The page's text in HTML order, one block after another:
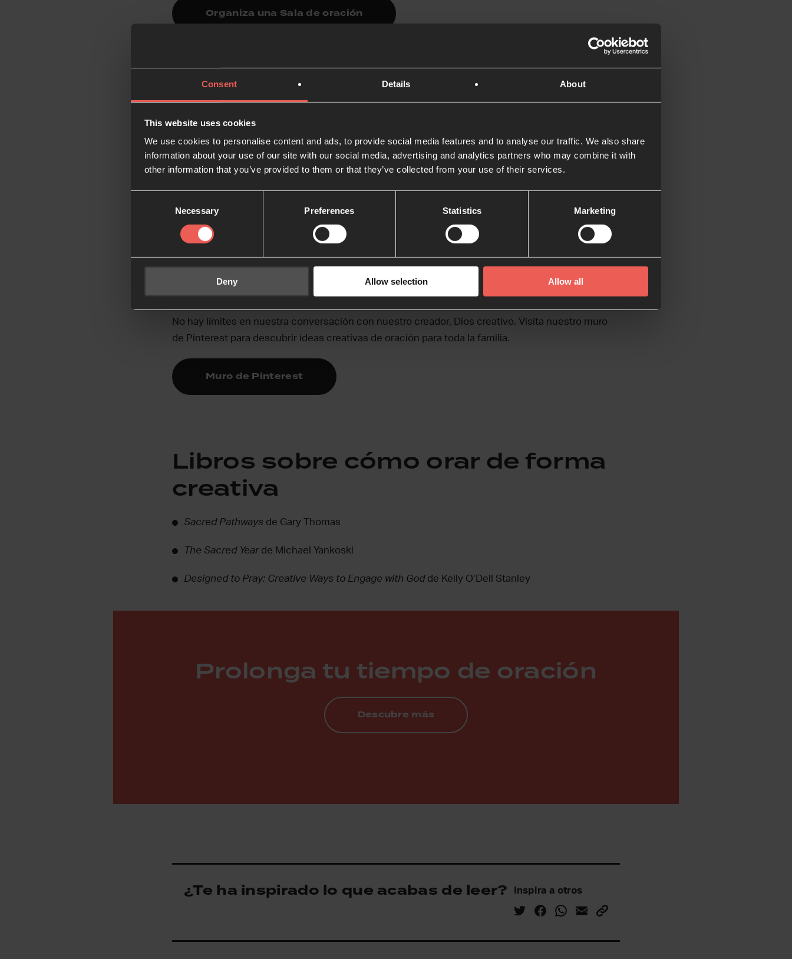
Consent Details About
This website uses cookies
We use cookies to personalise content and ads, to provide social media features and to analyse our traffic. We also share
information about your use of our site with our social media, advertising and analytics partners who may combine it with
other information that you’ve provided to them or that they’ve collected from your use of their services.
Necessary Preferences Statistics Marketing
Deny Allow selection Allow all
Organiza una Sala de oración
Oración creativa en línea
conectarse y orar juntas, ahora más que nunca. Prueba algunas de nuestras ideas de oración en
línea para profundizar y buscar juntos la presencia de Dios.
Oración creativa en Pinterest
No hay límites en nuestra conversación con nuestro creador, Dios creativo. Visita nuestro muro
de Pinterest para descubrir ideas creativas de oración para toda la familia.
Muro de Pinterest
Libros sobre cómo orar de forma
creativa
Sacred Pathways de Gary Thomas
The Sacred Yearde Michael Yankoski
Designed to Pray: Creative Ways to Engage with Godde Kelly O’Dell Stanley
Prolonga tu tiempo de oración
Descubre más
¿Te ha inspirado lo que acabas de leer? Inspira a otros